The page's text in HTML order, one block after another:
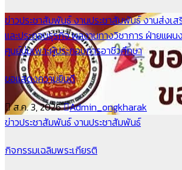
ข่าวประชาสัมพันธ์งานประชาสัมพันธ์งานส่งเ
และประกอบธุรกิจผลงานทางวิชาการ ฝ่ายแผน
ศูนย์บ่มเพาะผู้ประกอบการอาชีวศึกษา
ขอแสดงความยินดี
ส.ค. 3, 2026 Admin_ongkharak
ข่าวประชาสัมพันธ์งานประชาสัมพันธ์
กิจกรรมเฉลิมพระเกียรติ